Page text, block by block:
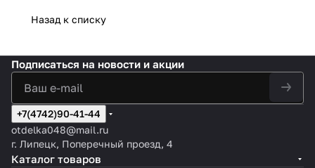
Назад к списку
Подписаться на новости и акции
+7(4742)90-41-44
otdelka048@mail.ru
г. Липецк, Поперечный проезд, 4
Каталог товаров